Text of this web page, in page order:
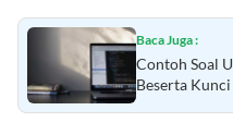
Baca Juga :
Contoh Soal
Beserta